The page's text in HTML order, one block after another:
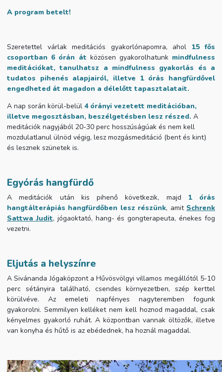
A program betelt!
Szeretettel várlak meditációs gyakorlónapomra, ahol 15 fős
csoportban 6 órán át közösen gyakorolhatunkmindfulness
meditációkat, tanulhatsz a mindfulness gyakorlás és a
tudatos pihenés alapjairól, illetve 1 órás hangfürdővel
engedheted át magadon a délelőtt tapasztalatait.
A nap során körül-belül 4 órányi vezetett meditációban,
illetve megosztásban, beszélgetésben lesz részed. A
meditációk nagyjából 20-30 perc hosszúságúak és nem kell
mozdulatlanul ülnöd végig, lesz mozgásmeditáció (bent és kint)
és lesznek szünetek is.
Egyórás hangfürdő
A meditációk után kis pihenő következik, majd 1 órás
hangtálterápiás hangfürdőben lesz részünk, amit Schrenk
Sattwa Judit, jógaoktató, hang- és gongterapeuta, énekes fog
vezetni.
Eljutás a helyszínre
A Sivánanda Jógaköpzont a Hűvösvölgyi villamos megállótól 5-10
perc sétányira található, csendes környezetben, szép kerttel
körülvéve. Az emeleti napfényes nagyteremben fogunk
gyakorolni. Semmilyen kelléket nem kell hoznod magaddal, csak
kényelmes gyakorló ruhát. A központban vannak öltözők, illetve
van konyha és hűtő is az ebédednek, ha hoznál magaddal.